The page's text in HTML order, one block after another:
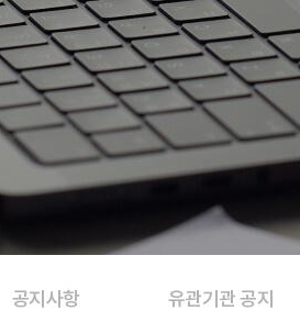
공지사항 유관기관 공지